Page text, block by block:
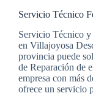
Servicio Técnico
Servicio Técnico y
en Villajoyosa
provincia puede
de Reparación de
empresa con más
ofrece un servicio